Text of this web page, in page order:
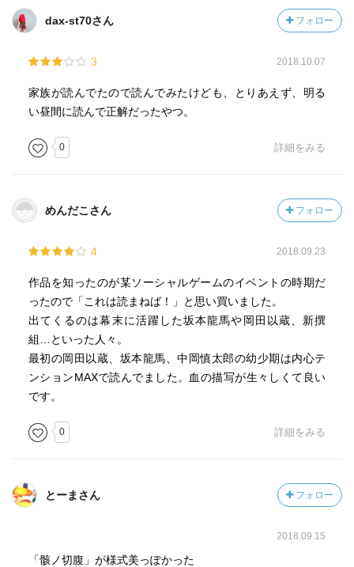
dax-st70さん フォロー
3 2018.10.07
家族が読んでたので読んでみたけども、とりあえず、明る
い昼間に読んで正解だったやつ。
0 詳細をみる
めんだこさん フォロー
4 2018.09.23
作品を知ったのが某ソーシャルゲームのイベントの時期だ
ったので「これは読まねば！」と思い買いました。
出てくるのは幕末に活躍した坂本龍馬や岡田以蔵、新撰
組…といった人々。
最初の岡田以蔵、坂本龍馬、中岡慎太郎の幼少期は内心テ
ンションMAXで読んでました。血の描写が生々しくて良い
です。
0 詳細をみる
とーまさん フォロー
2018.09.15
「骸ノ切腹」が様式美っぽかった